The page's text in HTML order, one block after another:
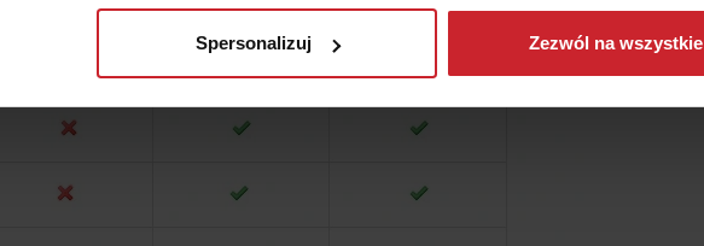
Spersonalizuj Zezwól na wszystkie